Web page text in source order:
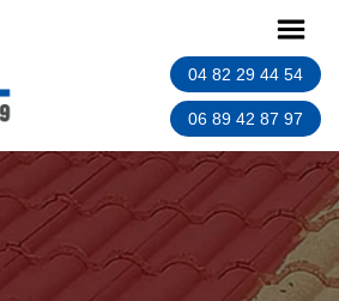
04 82 29 44 54
06 89 42 87 97